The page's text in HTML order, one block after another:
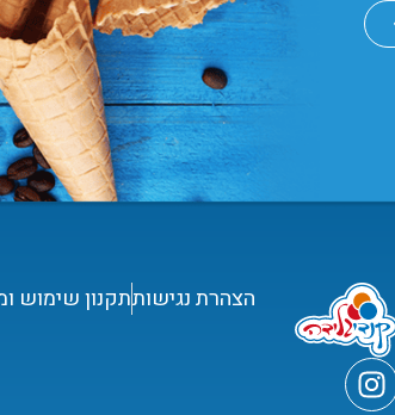
הצהרת נגישותתקנון שימוש